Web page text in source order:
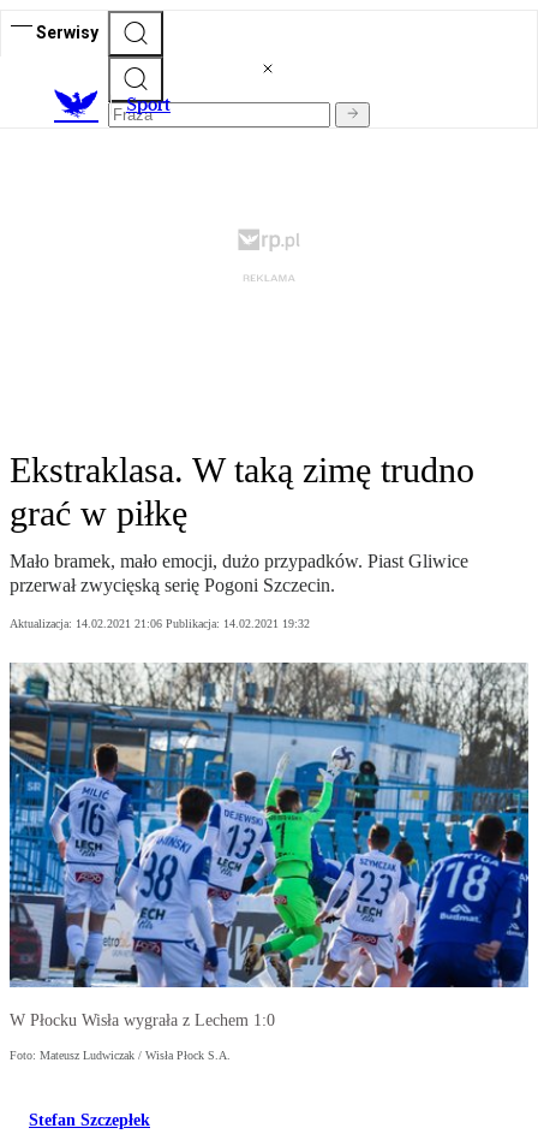
Serwisy
Sport
Ekstraklasa. W taką zimę trudno
grać w piłkę
Mało bramek, mało emocji, dużo przypadków. Piast Gliwice
przerwał zwycięską serię Pogoni Szczecin.
Aktualizacja: 14.02.2021 21:06 Publikacja: 14.02.2021 19:32
W Płocku Wisła wygrała z Lechem 1:0
Foto: Mateusz Ludwiczak / Wisła Płock S.A.
Stefan Szczepłek